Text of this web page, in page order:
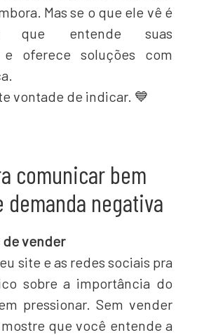
Mas se o que ele vê é
que entende suas
e oferece soluções com
vontade de indicar. 💙
comunicar bem
demanda negativa
de vender
site e as redes sociais pra
sobre a importância do
pressionar. Sem vender
que você entende a